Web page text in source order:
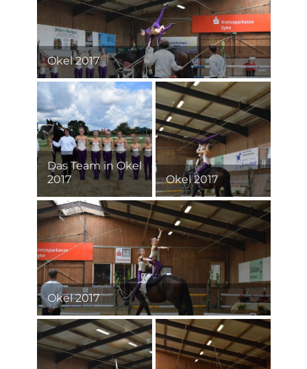
Okel 2017
Das Team in Okel
2017
Okel 2017
Okel 2017